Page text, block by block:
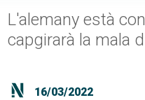
L'alemany està
capgirarà la mala
16/03/2022